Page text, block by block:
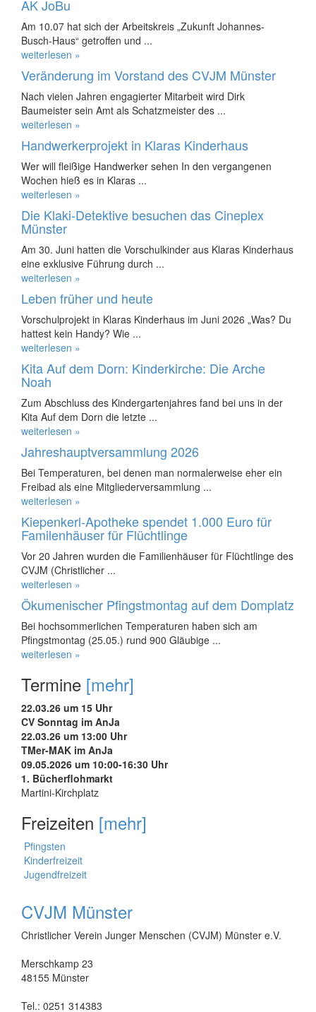
AK JoBu
Am 10.07 hat sich der Arbeitskreis „Zukunft Johannes-
Busch-Haus“ getroffen und ...
weiterlesen »
Veränderung im Vorstand des CVJM Münster
Nach vielen Jahren engagierter Mitarbeit wird Dirk
Baumeister sein Amt als Schatzmeister des ...
weiterlesen »
Handwerkerprojekt in Klaras Kinderhaus
Wer will fleißige Handwerker sehen In den vergangenen
Wochen hieß es in Klaras ...
weiterlesen »
Die Klaki-Detektive besuchen das Cineplex
Münster
Am 30. Juni hatten die Vorschulkinder aus Klaras Kinderhaus
eine exklusive Führung durch ...
weiterlesen »
Leben früher und heute
Vorschulprojekt in Klaras Kinderhaus im Juni 2026 „Was? Du
hattest kein Handy? Wie ...
weiterlesen »
Kita Auf dem Dorn: Kinderkirche: Die Arche
Noah
Zum Abschluss des Kindergartenjahres fand bei uns in der
Kita Auf dem Dorn die letzte ...
weiterlesen »
Jahreshauptversammlung 2026
Bei Temperaturen, bei denen man normalerweise eher ein
Freibad als eine Mitgliederversammlung ...
weiterlesen »
Kiepenkerl-Apotheke spendet 1.000 Euro für
Familenhäuser für Flüchtlinge
Vor 20 Jahren wurden die Familienhäuser für Flüchtlinge des
CVJM (Christlicher ...
weiterlesen »
Ökumenischer Pfingstmontag auf dem Domplatz
Bei hochsommerlichen Temperaturen haben sich am
Pfingstmontag (25.05.) rund 900 Gläubige ...
weiterlesen »
Termine [mehr]
22.03.26 um 15 Uhr
CV Sonntag im AnJa
22.03.26 um 13:00 Uhr
TMer-MAK im AnJa
09.05.2026 um 10:00-16:30 Uhr
1. Bücherflohmarkt
Martini-Kirchplatz
Freizeiten [mehr]
Pfingsten
Kinderfreizeit
Jugendfreizeit
CVJM Münster
Christlicher Verein Junger Menschen (CVJM) Münster e.V.
Merschkamp 23
48155 Münster
Tel.: 0251 314383